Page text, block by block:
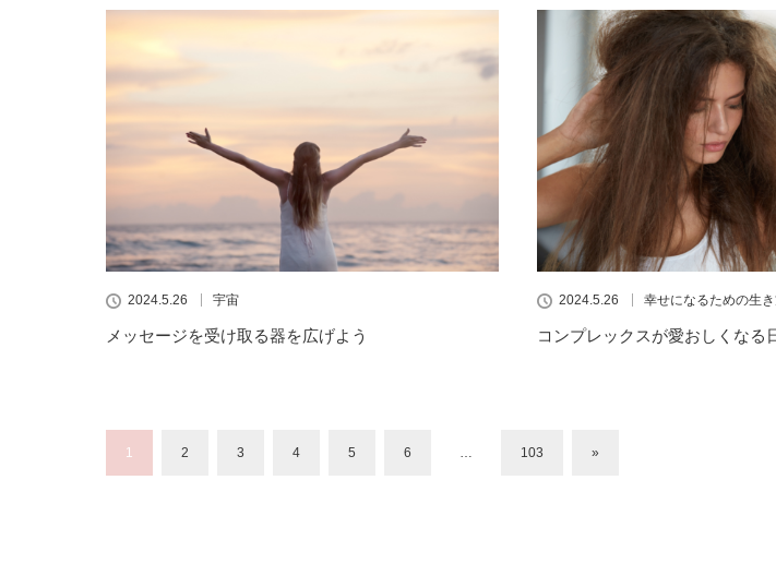
2024.5.26 宇宙
メッセージを受け取る器を広げよう
2024.5.26 幸せになるための生
コンプレックスが愛おしくなる
1 2 3 4 5 6 … 103 »